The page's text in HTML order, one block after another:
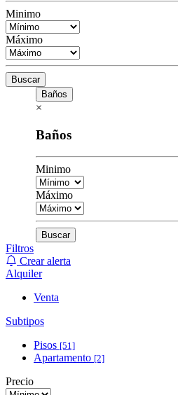
Minimo
Máximo
Buscar
Baños
×
Baños
Minimo
Máximo
Buscar
Filtros
Crear alerta
Alquiler
Venta
Subtipos
Pisos [51]
Apartamento [2]
Precio